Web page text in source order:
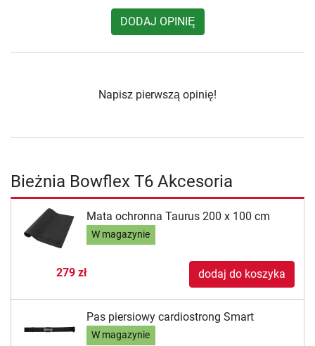
DODAJ OPINIĘ
Napisz pierwszą opinię!
Bieżnia Bowflex T6 Akcesoria
Mata ochronna Taurus 200 x 100 cm
W magazynie
279 zł dodaj do koszyka
Pas piersiowy cardiostrong Smart
W magazynie